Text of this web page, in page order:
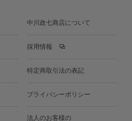
中川政七商店について
採用情報
特定商取引法の表記
プライバシーポリシー
法人のお客様の